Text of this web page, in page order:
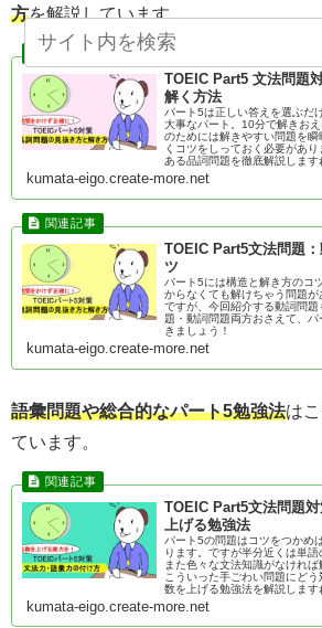
方を解説しています。
TOEIC Part5 文法問題
解く方法
パート5は正しい答えを選ぶだ
大事なパート。10分で解きお
のためには解きやすい問題を
くコツをしっておく必要があ
ある品詞問題を徹底解説します
kumata-eigo.create-more.net
TOEIC Part5文法問題
ツ
パート5には構造と解き方のコ
からなくても解けちゃう問題
ですが、今回紹介する動詞問
題・動詞問題両方おさえて、
きましょう！
kumata-eigo.create-more.net
語彙問題や総合的なパート5勉強法は
ています。
TOEIC Part5文法問題
上げる勉強法
パート5の問題はコツをつかめ
ります。ですが半分近くは単語
また色々な文法知識がなければ
こういった手ごわい問題にど
数を上げる勉強法を解説します
kumata-eigo.create-more.net